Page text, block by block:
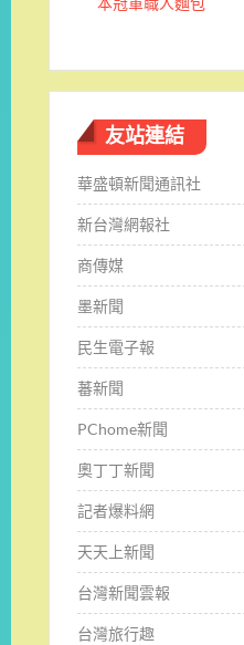
友站連結
華盛頓新聞通訊社
新台灣網報社
商傳媒
墨新聞
民生電子報
蕃新聞
PChome新聞
奧丁丁新聞
記者爆料網
天天上新聞
台灣新聞雲報
台灣旅行趣